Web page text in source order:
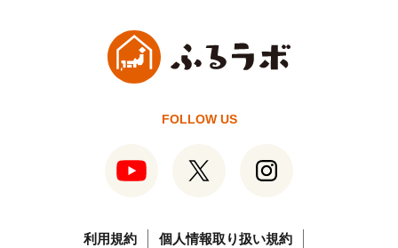
FOLLOW US
利用規約 個人情報取り扱い規約